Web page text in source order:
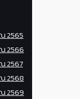
2565
2566
2567
2568
2569